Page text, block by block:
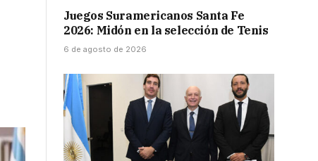
Juegos Suramericanos Santa Fe
2026: Midón en la selección de Tenis
6 de agosto de 2026